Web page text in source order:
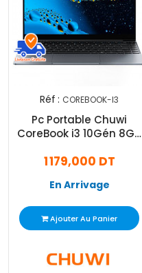
Réf : COREBOOK-I3
Pc Portable Chuwi
CoreBook i3 10Gén 8Go
1 179,000 DT
En Arrivage
Ajouter Au Panier